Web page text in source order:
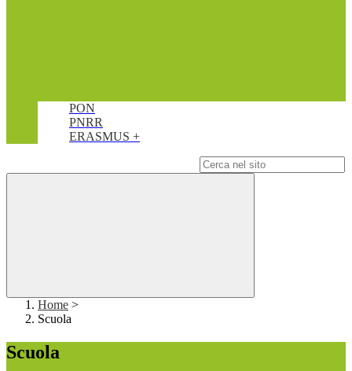
PON
PNRR
ERASMUS +
Home >
Scuola
Scuola